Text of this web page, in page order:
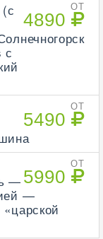
ОТ
4890
с
ОТ
5490
ОТ
5990
—
—